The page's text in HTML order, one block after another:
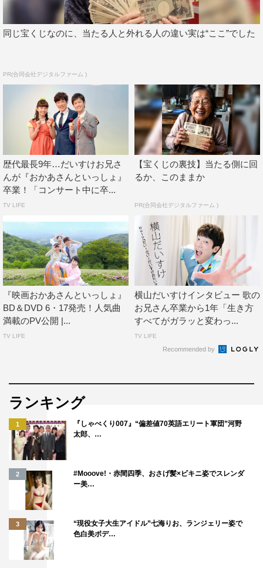
新しい環境の中でお子さんたちに喜んでいただけるよう、
たくさんの仲間とともに番組を作っていけたらと思ってい
ます。ぜひポジティブな気持ちで応援し、楽しんでいただ
ます」とメッセージを伝えた。
小野の最後の出演は4月2日（土）の放送となり、番組の最
後にながたが登場し、バトンタッチをする予定だ。ながた
は4月4日（月）の放送から、本格的に歌のお姉さんとして
の出演がスタート。同日には妖怪、動物、植物など、多様
な種族のキャラクターたちがお互いを理解しようと心を育
て合っていく新たな人形劇「ファンターネ！」もスタート
する。
『ファンターネ！』のキャラクター 左から）ルチータ、みもも、やこ
ろ
番組情報
『おかあさんといっしょ』
Eテレ
＜現在の放送時間＞
毎週（月）～（土）前7・45～8・09
再放送：毎週（月）～（金）後4・20～4・44
毎週（土）後5・00～5・24
同じ宝くじなのに、当たる人と外れる人の違い実は“ここ”でした
PR(合同会社デジタルファーム )
歴代最長9年…だいすけお兄さ
んが『おかあさんといっしょ』
卒業！「コンサート中に卒...
TV LIFE
【宝くじの裏技】当たる側に回
るか、このままか
PR(合同会社デジタルファーム )
『映画おかあさんといっしょ』
BD＆DVD 6・17発売！人気曲
満載のPV公開 |...
TV LIFE
横山だいすけインタビュー 歌の
お兄さん卒業から1年「生き方
すべてがガラッと変わっ...
TV LIFE
Recommended by
ランキング
1
『しゃべくり007』“偏差値70英語エリート軍団”河野
太郎、…
2
#Mooove!・赤間四季、おさげ髪×ビキニ姿でスレンダ
ー美…
3
“現役女子大生アイドル”七海りお、ランジェリー姿で
色白美ボデ…